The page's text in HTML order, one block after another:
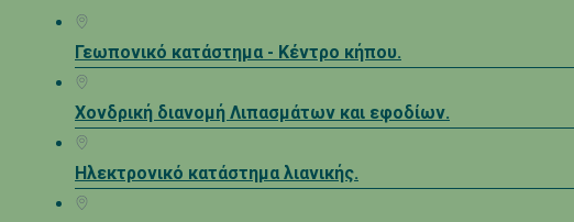
Γεωπονικό κατάστημα - Κέντρο κήπου.
Χονδρική διανομή Λιπασμάτων και εφοδίων.
Ηλεκτρονικό κατάστημα λιανικής.